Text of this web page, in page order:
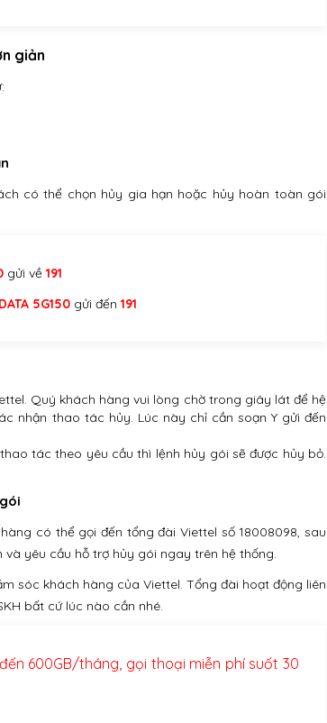
giản
có thể chọn hủy gia hạn hoặc hủy hoàn toàn gói
gửi về 191
5G150 gửi đến 191
Quý khách hàng vui lòng chờ trong giây lát để hệ
nhận thao tác hủy. Lúc này chỉ cần soạn Y gửi đến
tác theo yêu cầu thì lệnh hủy gói sẽ được hủy bỏ.
có thể gọi đến tổng đài Viettel số 18008098, sau
yêu cầu hỗ trợ hủy gói ngay trên hệ thống.
sóc khách hàng của Viettel. Tổng đài hoạt động liên
bất cứ lúc nào cần nhé.
600GB/tháng, gọi thoại miễn phí suốt 30